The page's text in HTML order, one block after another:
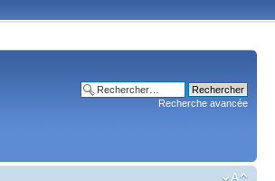
Recherche avancée